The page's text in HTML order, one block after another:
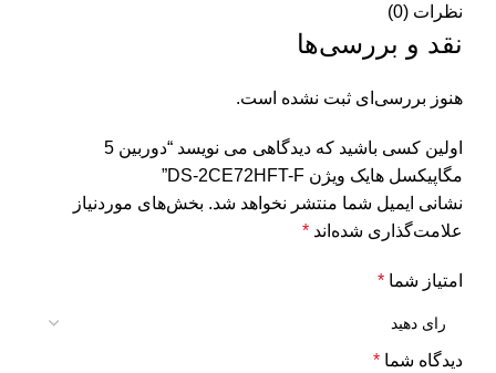
نظرات (0)
نقد و بررسی‌ها
هنوز بررسی‌ای ثبت نشده است.
اولین کسی باشید که دیدگاهی می نویسد “دوربین 5
مگاپیکسل هایک ویژن DS-2CE72HFT-F”
نشانی ایمیل شما منتشر نخواهد شد. بخش‌های موردنیاز
علامت‌گذاری شده‌اند *
امتیاز شما *
دیدگاه شما *